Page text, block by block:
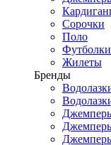
Сорочки
Поло
Футболки
Жилеты
Бренды